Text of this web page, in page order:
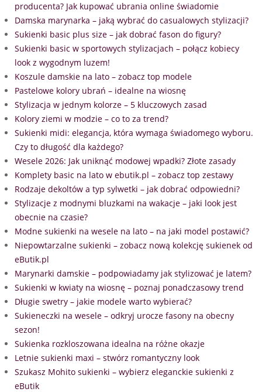
producenta? Jak kupować ubrania online świadomie
Damska marynarka – jaką wybrać do casualowych stylizacji?
Sukienki basic plus size – jak dobrać fason do figury?
Sukienki basic w sportowych stylizacjach – połącz kobiecy
look z wygodnym luzem!
Koszule damskie na lato – zobacz top modele
Pastelowe kolory ubrań – idealne na wiosnę
Stylizacja w jednym kolorze – 5 kluczowych zasad
Kolory ziemi w modzie – co to za trend?
Sukienki midi: elegancja, która wymaga świadomego wyboru.
Czy to długość dla każdego?
Wesele 2026: Jak uniknąć modowej wpadki? Złote zasady
Komplety basic na lato w ebutik.pl – zobacz top zestawy
Rodzaje dekoltów a typ sylwetki – jak dobrać odpowiedni?
Stylizacje z modnymi bluzkami na wakacje – jaki look jest
obecnie na czasie?
Modne sukienki na wesele na lato – na jaki model postawić?
Niepowtarzalne sukienki – zobacz nową kolekcję sukienek od
eButik.pl
Marynarki damskie – podpowiadamy jak stylizować je latem?
Sukienki w kwiaty na wiosnę – poznaj ponadczasowy trend
Długie swetry – jakie modele warto wybierać?
Sukieneczki na wesele – odkryj urocze fasony na obecny
sezon!
Sukienka rozkloszowana idealna na różne okazje
Letnie sukienki maxi – stwórz romantyczny look
Szukasz Mohito sukienki – wybierz eleganckie sukienki z
eButik